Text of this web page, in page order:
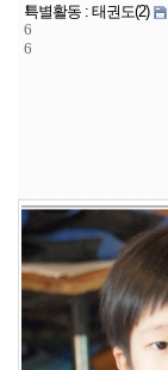
1
6
6
특별활동 : 태권도(2)